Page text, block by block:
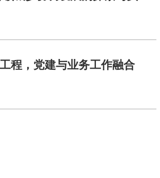
程，党建与业务工作融合